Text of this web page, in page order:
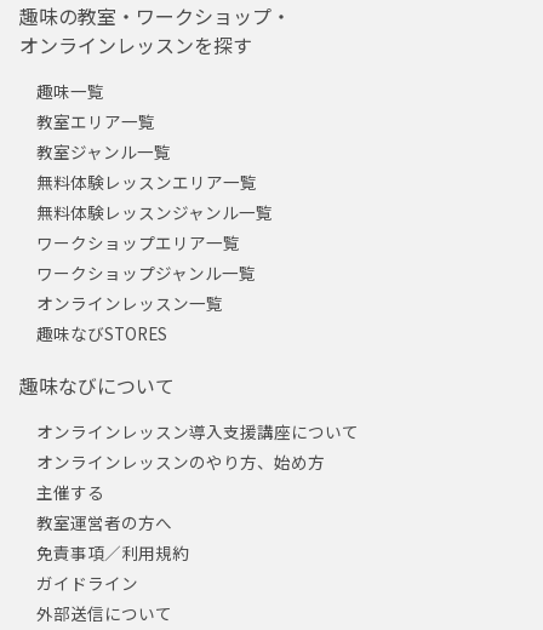
趣味の教室・ワークショップ・
オンラインレッスンを探す
趣味一覧
教室エリア一覧
教室ジャンル一覧
無料体験レッスンエリア一覧
無料体験レッスンジャンル一覧
ワークショップエリア一覧
ワークショップジャンル一覧
オンラインレッスン一覧
趣味なびSTORES
趣味なびについて
オンラインレッスン導入支援講座について
オンラインレッスンのやり方、始め方
主催する
教室運営者の方へ
免責事項／利用規約
ガイドライン
外部送信について